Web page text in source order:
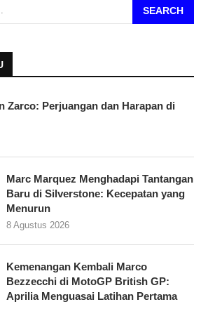
SEARCH
Zarco: Perjuangan dan Harapan di
Marc Marquez Menghadapi Tantangan
Baru di Silverstone: Kecepatan yang
Menurun
8 Agustus 2026
Kemenangan Kembali Marco
Bezzecchi di MotoGP British GP:
Aprilia Menguasai Latihan Pertama